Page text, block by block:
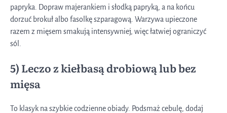
papryka. Dopraw majerankiem i słodką papryką, a na końcu
dorzuć brokuł albo fasolkę szparagową. Warzywa upieczone
razem z mięsem smakują intensywniej, więc łatwiej ograniczyć
sól.
5) Leczo z kiełbasą drobiową lub bez
mięsa
To klasyk na szybkie codzienne obiady. Podsmaż cebulę, dodaj